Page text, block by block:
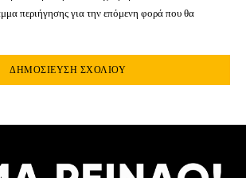
περιήγησης για την επόμενη φορά που θα